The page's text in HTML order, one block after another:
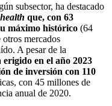
subsector, ha destacado
que, con 63
máximo histórico (64
mercados
A pesar de la
erigido en el año 2023
de inversión con 110
con 45 millones de
anual de 2020.